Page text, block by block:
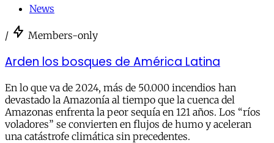
News
/ Members-only
Arden los bosques de América Latina
En lo que va de 2024, más de 50.000 incendios han
devastado la Amazonía al tiempo que la cuenca del
Amazonas enfrenta la peor sequía en 121 años. Los “ríos
voladores” se convierten en flujos de humo y aceleran
una catástrofe climática sin precedentes.